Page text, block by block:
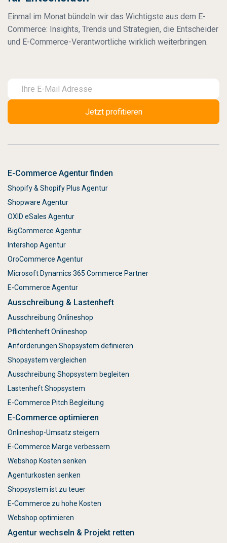
Einmal im Monat bündeln wir das Wichtigste aus dem E-
Commerce: Insights, Trends und Strategien, die Entscheider
und E-Commerce-Verantwortliche wirklich weiterbringen.
E-Commerce Agentur finden
Shopify & Shopify Plus Agentur
Shopware Agentur
OXID eSales Agentur
BigCommerce Agentur
Intershop Agentur
OroCommerce Agentur
Microsoft Dynamics 365 Commerce Partner
E-Commerce Agentur
Ausschreibung & Lastenheft
Ausschreibung Onlineshop
Pflichtenheft Onlineshop
Anforderungen Shopsystem definieren
Shopsystem vergleichen
Ausschreibung Shopsystem begleiten
Lastenheft Shopsystem
E-Commerce Pitch Begleitung
E-Commerce optimieren
Onlineshop-Umsatz steigern
E-Commerce Marge verbessern
Webshop Kosten senken
Agenturkosten senken
Shopsystem ist zu teuer
E-Commerce zu hohe Kosten
Webshop optimieren
Agentur wechseln & Projekt retten